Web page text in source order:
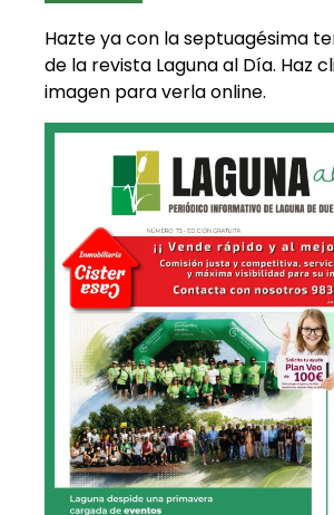
Hazte ya con la septuagésima
de la revista Laguna al Día. Haz
imagen para verla online.